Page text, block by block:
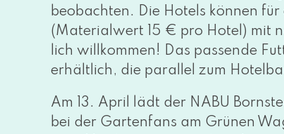
beob­ach­ten. Die Hotels kön­nen
(Materialwert 15 € pro Hotel) mit
lich will­kom­men! Das pas­sen­de
erhält­lich, die par­al­lel zum
Am 13. April lädt der NABU
bei der Gartenfans am Grünen